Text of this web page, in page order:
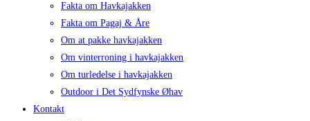
Fakta om Havkajakken
Fakta om Pagaj & Åre
Om at pakke havkajakken
Om vinterroning i havkajakken
Om turledelse i havkajakken
Outdoor i Det Sydfynske Øhav
Kontakt